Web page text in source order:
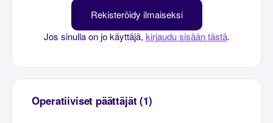
Rekisteröidy ilmaiseksi
Jos sinulla on jo käyttäjä, kirjaudu sisään tästä.
Operatiiviset päättäjät (1)